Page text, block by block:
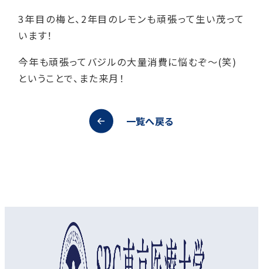
3年目の梅と、2年目のレモンも頑張って生い茂って
います！
今年も頑張ってバジルの大量消費に悩むぞ～(笑)
ということで、また来月！
一覧へ戻る